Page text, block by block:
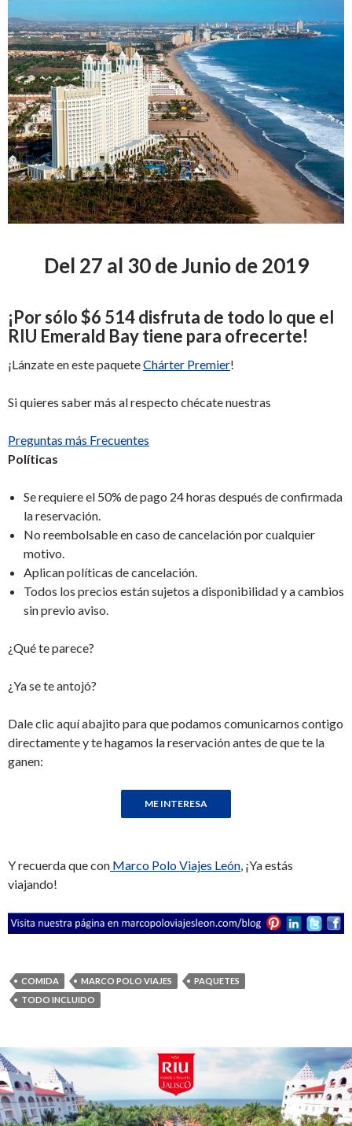
Del 27 al 30 de Junio de 2019
¡Por sólo$6 514disfruta de todo lo que el
RIU Emerald Bay tiene para ofrecerte!
¡Lánzate en este paqueteChárter Premier!
Si quieres saber más al respecto chécate nuestras
Preguntas más Frecuentes
Políticas
Se requiere el 50% de pago 24 horas después de confirmada
la reservación.
No reembolsable en caso de cancelación por cualquier
motivo.
Aplican políticas de cancelación.
Todos los precios están sujetos a disponibilidad y a cambios
sin previo aviso.
¿Qué te parece?
¿Ya se te antojó?
Dale clic aquí abajito para que podamos comunicarnos contigo
directamente y te hagamos la reservación antes de que te la
ganen:
Y recuerda que con Marco Polo Viajes León, ¡Ya estás
viajando!
COMIDA MARCO POLO VIAJES
PAQUETES
TODO INCLUIDO